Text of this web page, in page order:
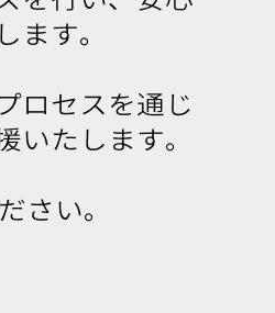
す。
ロセスを通じ​
たします。
さい。